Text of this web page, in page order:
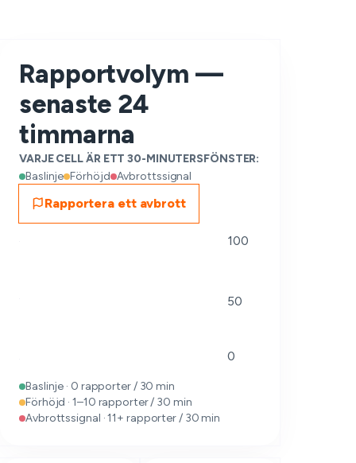
Rapportvolym —
senaste 24
timmarna
VARJE CELL ÄR ETT 30-MINUTERSFÖNSTER:
Baslinje Förhöjd Avbrottssignal
Rapportera ett avbrott
100
50
0
Baslinje · 0 rapporter / 30 min
Förhöjd · 1–10 rapporter / 30 min
Avbrottssignal · 11+ rapporter / 30 min